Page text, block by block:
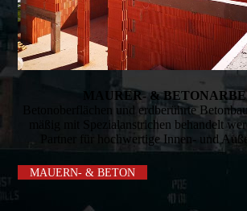
MAURER- &
Beton­oberflächen und erdberührte
mäßig mit Spezial­an­strichen behan­delt
Partner für hoch­­wertige Innen- und
MAUERN- & BETON